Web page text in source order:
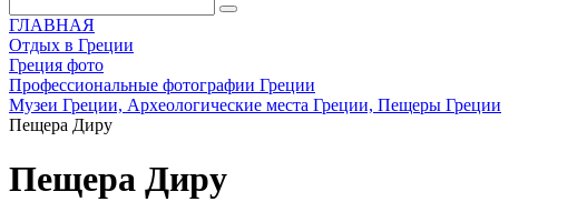
ГЛАВНАЯ
Отдых в Греции
Греция фото
Профессиональные фотографии Греции
Музеи Греции, Археологические места Греции, Пещеры Греции
Пещера Диру
Пещера Диру